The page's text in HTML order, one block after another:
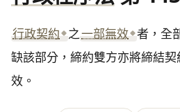
行政契約 之一部無效 者，全
缺該部分，締約雙方亦將締結
效。